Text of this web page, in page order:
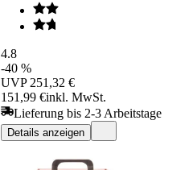
4.8
-40 %
UVP 251,32 €
151,99 €inkl. MwSt.
Lieferung bis 2-3 Arbeitstage
Details anzeigen